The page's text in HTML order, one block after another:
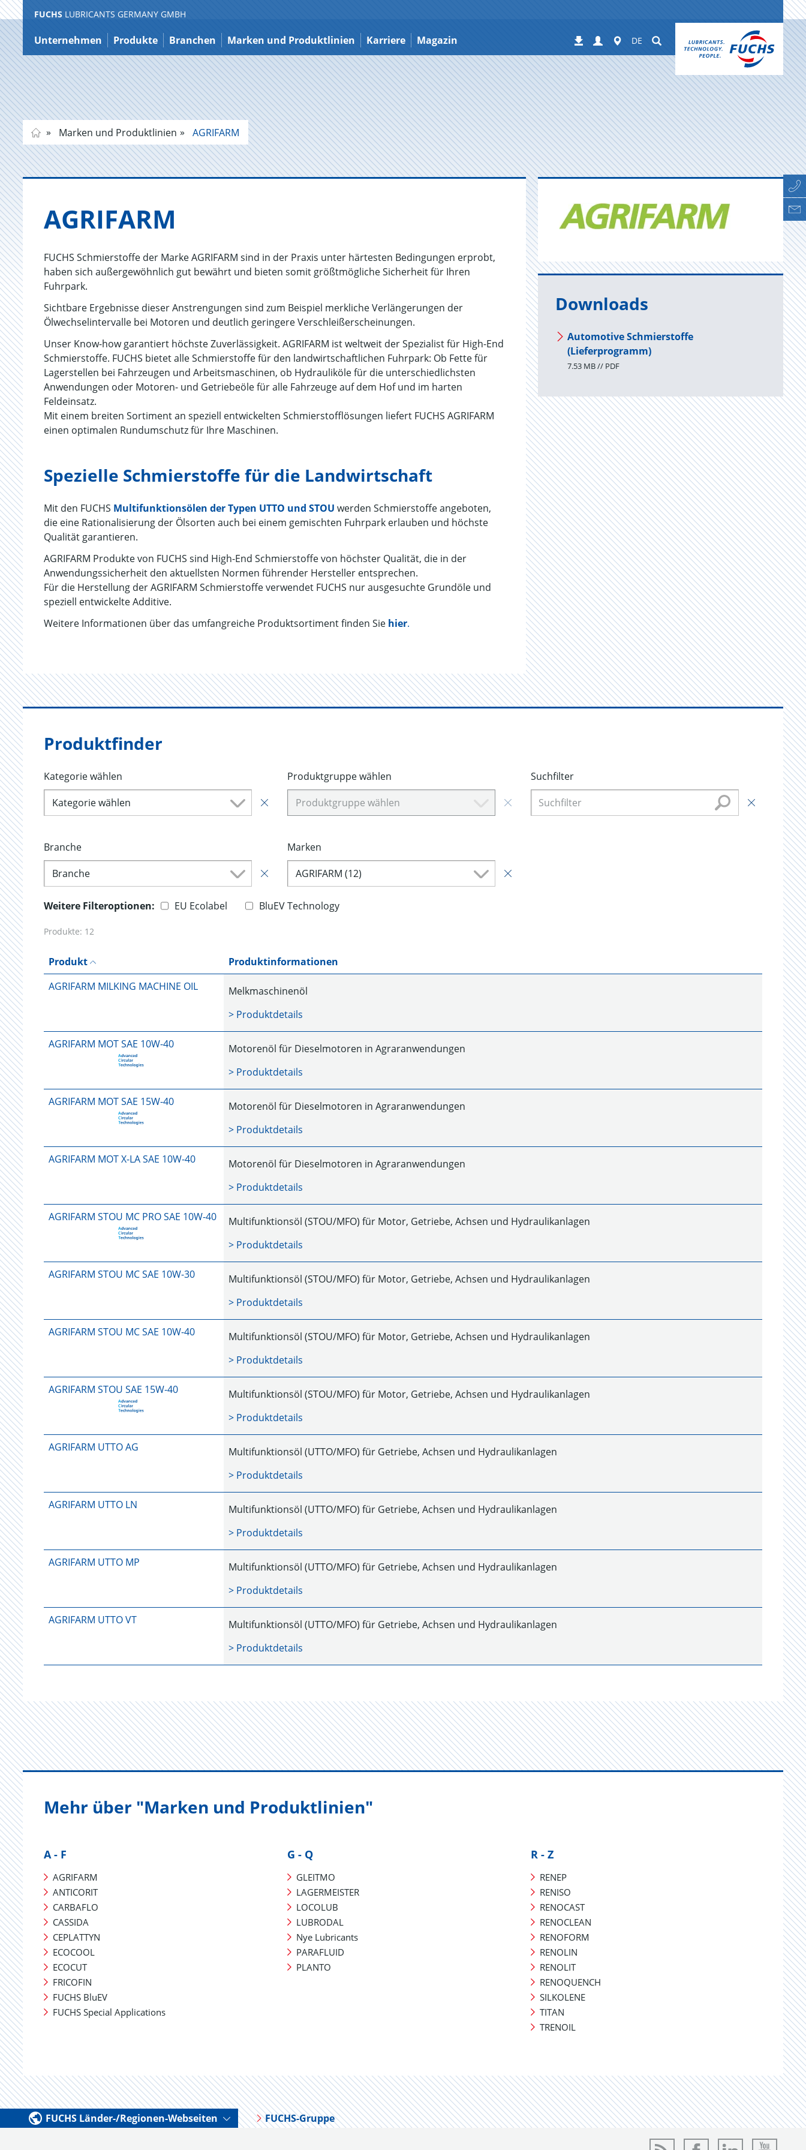
Zum
Inhalt
FUCHS LUBRICANTS GERMANY GMBH
Unternehmen Produkte Branchen Marken und Produktlinien Karriere Magazin Downloads
Login Worldwide
DE Suchen
Marken und Produktlinien AGRIFARM
AGRIF­ARM
FUCHS Schmierstoffe der Marke AGRIFARM sind in der Praxis unter härtesten Bedingungen erprobt,
haben sich außergewöhnlich gut bewährt und bieten somit größtmögliche Sicherheit für Ihren
Fuhrpark.
Sichtbare Ergebnisse dieser Anstrengungen sind zum Beispiel merkliche Verlängerungen der
Ölwechselintervalle bei Motoren und deutlich geringere Verschleißerscheinungen.
Unser Know-how garantiert höchste Zuverlässigkeit. AGRIFARM ist weltweit der Spezialist für High-End
Schmierstoffe. FUCHS bietet alle Schmierstoffe für den landwirtschaftlichen Fuhrpark: Ob Fette für
Lagerstellen bei Fahrzeugen und Arbeitsmaschinen, ob Hydrauliköle für die unterschiedlichsten
Anwendungen oder Motoren- und Getriebeöle für alle Fahrzeuge auf dem Hof und im harten
Feldeinsatz.
Mit einem breiten Sortiment an speziell entwickelten Schmierstofflösungen liefert FUCHS AGRIFARM
einen optimalen Rundumschutz für Ihre Maschinen.
Spezielle Schmierstoffe für die Landwirtschaft
Mit den FUCHS Multifunktionsölen der Typen UTTO und STOU werden Schmierstoffe angeboten,
die eine Rationalisierung der Ölsorten auch bei einem gemischten Fuhrpark erlauben und höchste
Qualität garantieren.
AGRIFARM Produkte von FUCHS sind High-End Schmierstoffe von höchster Qualität, die in der
Anwendungssicherheit den aktuellsten Normen führender Hersteller entsprechen.
Für die Herstellung der AGRIFARM Schmierstoffe verwendet FUCHS nur ausgesuchte Grundöle und
speziell entwickelte Additive.
Weitere Informationen über das umfangreiche Produktsortiment finden Sie hier.
Downloads
Automotive Schmierstoffe
(Lieferprogramm)
7.53 MB // PDF
Produktfinder
Kategorie wählen
Kategorie wählen
Produktgruppe wählen
Produktgruppe wählen
Suchfilter
Branche
Branche
Marken
AGRIFARM (12)
Weitere Filteroptionen: EU Ecolabel BluEV Technology
Produkte: 12
Produkt
Produktinformationen
AGRIFARM MILKING MACHINE OIL
Melkmaschinenöl
> Produktdetails
AGRIFARM MOT SAE 10W-40
Motorenöl für Dieselmotoren in Agraranwendungen
> Produktdetails
AGRIFARM MOT SAE 15W-40
Motorenöl für Dieselmotoren in Agraranwendungen
> Produktdetails
AGRIFARM MOT X-LA SAE 10W-40
Motorenöl für Dieselmotoren in Agraranwendungen
> Produktdetails
AGRIFARM STOU MC PRO SAE 10W-40
Multifunktionsöl (STOU/MFO) für Motor, Getriebe, Achsen und Hydraulikanlagen
> Produktdetails
AGRIFARM STOU MC SAE 10W-30
Multifunktionsöl (STOU/MFO) für Motor, Getriebe, Achsen und Hydraulikanlagen
> Produktdetails
AGRIFARM STOU MC SAE 10W-40
Multifunktionsöl (STOU/MFO) für Motor, Getriebe, Achsen und Hydraulikanlagen
> Produktdetails
AGRIFARM STOU SAE 15W-40
Multifunktionsöl (STOU/MFO) für Motor, Getriebe, Achsen und Hydraulikanlagen
> Produktdetails
AGRIFARM UTTO AG
Multifunktionsöl (UTTO/MFO) für Getriebe, Achsen und Hydraulikanlagen
> Produktdetails
AGRIFARM UTTO LN
Multifunktionsöl (UTTO/MFO) für Getriebe, Achsen und Hydraulikanlagen
> Produktdetails
AGRIFARM UTTO MP
Multifunktionsöl (UTTO/MFO) für Getriebe, Achsen und Hydraulikanlagen
> Produktdetails
AGRIFARM UTTO VT
Multifunktionsöl (UTTO/MFO) für Getriebe, Achsen und Hydraulikanlagen
> Produktdetails
Mehr über "Marken und Produktlinien"
A - F
AGRIFARM
ANTICORIT
CARBAFLO
CASSIDA
CEPLATTYN
ECOCOOL
ECOCUT
FRICOFIN
FUCHS BluEV
FUCHS Special Applications
G - Q
GLEITMO
LAGERMEISTER
LOCOLUB
LUBRODAL
Nye Lubricants
PARAFLUID
PLANTO
R - Z
RENEP
RENISO
RENOCAST
RENOCLEAN
RENOFORM
RENOLIN
RENOLIT
RENOQUENCH
SILKOLENE
TITAN
TRENOIL
FUCHS Länder-/Regionen-Webseiten FUCHS-Gruppe